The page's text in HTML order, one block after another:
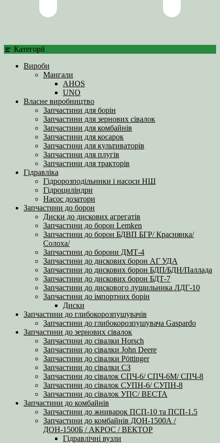
Категорії
Вироби
Мангали
AHOS
UNO
Власне виробництво
Запчастини для борін
Запчастини для зернових сівалок
Запчастини для комбайнів
Запчастини для косарок
Запчастини для культиваторів
Запчастини для плугів
Запчастини для тракторів
Гідравліка
Гідророзподільники і насоси НШ
Гідроциліндри
Насос дозатори
Запчастини до борон
Диски до дискових агрегатів
Запчастини до борон Lemken
Запчастини до борон БДВП БГР/ Краснянка/
Солоха/
Запчастини до борони ДМТ-4
Запчастини до дискових борон АГ УДА
Запчастини до дискових борон БДП/БДН/Паллада
Запчастини до дискових борон БДТ-7
Запчастини до дискового лущильника ЛДГ-10
Запчастини до імпортних борін
Диски
Запчастини до глибокорозпушувачів
Запчастини до глибокорозпушувача Gaspardo
Запчастини до зернових сівалок
Запчастини до сівалки Horsch
Запчастини до сівалки John Deere
Запчастини до сівалки Pöttinger
Запчастини до сівалки СЗ
Запчастини до сівалок СПЧ-6/ СПЧ-6М/ СПЧ-8
Запчастини до сівалок СУПН-6/ СУПН-8
Запчастини до сівалок УПС/ ВЕСТА
Запчастини до комбайнів
Запчастини до жниварок ПСП-10 та ПСП-1.5
Запчастини до комбайнів ДОН-1500А /
ДОН-1500Б / АКРОС / ВЕКТОР
Гідравлічні вузли